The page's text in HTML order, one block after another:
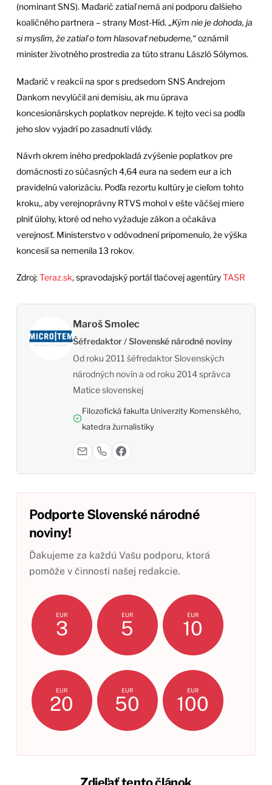
(nominant SNS). Maďarič zatiaľ nemá ani podporu ďalšieho
koaličného partnera – strany Most-Híd. „Kým nie je dohoda, ja
si myslím, že zatiaľ o tom hlasovať nebudeme,“oznámil
minister životného prostredia za túto stranu László Sólymos.
Maďarič v reakcii na spor s predsedom SNS Andrejom
Dankom nevylúčil ani demisiu, ak mu úprava
koncesionárskych poplatkov neprejde. K tejto veci sa podľa
jeho slov vyjadrí po zasadnutí vlády.
Návrh okrem iného predpokladá zvýšenie poplatkov pre
domácnosti zo súčasných 4,64 eura na sedem eur a ich
pravidelnú valorizáciu. Podľa rezortu kultúry je cieľom tohto
kroku,, aby verejnoprávny RTVS mohol v ešte väčšej miere
plniť úlohy, ktoré od neho vyžaduje zákon a očakáva
verejnosť. Ministerstvo v odôvodnení pripomenulo, že výška
koncesií sa nemenila 13 rokov.
Zdroj:Teraz.sk, spravodajský portál tlačovej agentúryTASR
Maroš Smolec
Šéfredaktor / Slovenské národné noviny
Od roku 2011 šéfredaktor Slovenských
národných novín a od roku 2014 správca
Matice slovenskej
Filozofická fakulta Univerzity Komenského,
katedra žurnalistiky
Podporte Slovenské národné
noviny!
Ďakujeme za každú Vašu podporu, ktorá
pomôže v činnosti našej redakcie.
EUR
3
EUR
5
EUR
10
EUR
20
EUR
50
EUR
100